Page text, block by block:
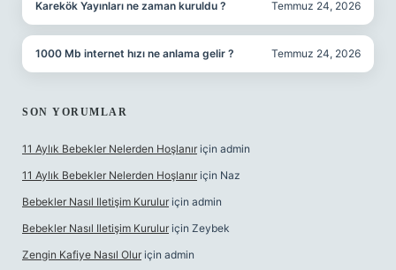
Karekök Yayınları ne zaman kuruldu ? Temmuz 24, 2026
1000 Mb internet hızı ne anlama gelir ? Temmuz 24, 2026
SON YORUMLAR
11 Aylık Bebekler Nelerden Hoşlanır için admin
11 Aylık Bebekler Nelerden Hoşlanır için Naz
Bebekler Nasıl Iletişim Kurulur için admin
Bebekler Nasıl Iletişim Kurulur için Zeybek
Zengin Kafiye Nasıl Olur için admin